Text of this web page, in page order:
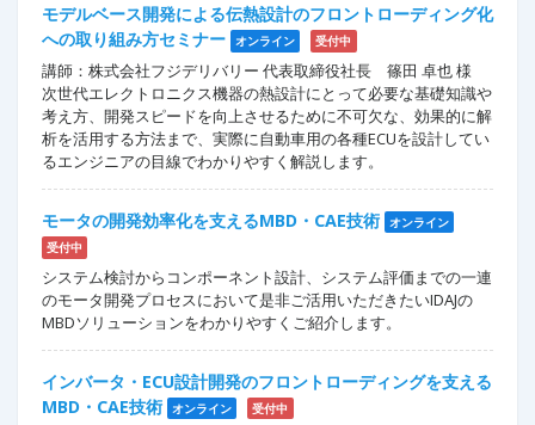
モデルベース開発による伝熱設計のフロントローディング化
への取り組み方セミナー オンライン 受付中
講師：株式会社フジデリバリー 代表取締役社長 篠田 卓也 様
次世代エレクトロニクス機器の熱設計にとって必要な基礎知識や
考え方、開発スピードを向上させるために不可欠な、効果的に解
析を活用する方法まで、実際に自動車用の各種ECUを設計してい
るエンジニアの目線でわかりやすく解説します。
モータの開発効率化を支えるMBD・CAE技術
オンライン
受付中
システム検討からコンポーネント設計、システム評価までの一連
のモータ開発プロセスにおいて是非ご活用いただきたいIDAJの
MBDソリューションをわかりやすくご紹介します。
インバータ・ECU設計開発のフロントローディングを支える
MBD・CAE技術
オンライン 受付中